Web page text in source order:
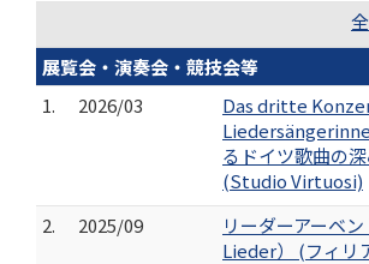
展覧会・演奏会・競技会等
1.
2026/03
Das dritte
るドイツ歌曲の
(Studio Virtuosi)
2.
2025/09
リーダーアーベ
Lieder） (フィリ